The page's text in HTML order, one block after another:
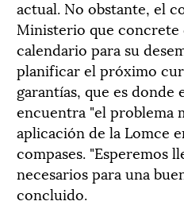
actual. No obstante, el
Ministerio que concrete
calendario para su
planificar el próximo
garantías, que es donde
encuentra "el problema
aplicación de la Lomce
compases. "Esperemos
necesarios para una
concluido.